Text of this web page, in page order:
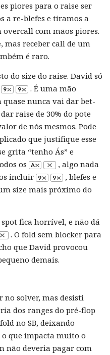
piores para o raise ser
a re-blefes e tiramos a
com mãos piores.
mas receber call de um
é raro.
do size do raise. David só
. É uma mão
nunca vai dar bet-
raise de 30% do pote
de nós mesmos. Pode
que justifique esse
grita “tenho Ás” e
os
, algo nada
incluir
, blefes e
size mais próximo do
fica horrível, e não dá
. O fold sem blocker para
que David provocou
demais.
no solver, mas desisti
dos ranges do pré-flop
no SB, deixando
o que impacta muito o
não deveria pagar com